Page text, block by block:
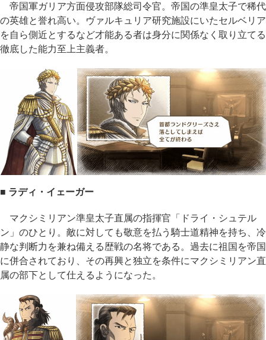
帝国軍ガリア方面侵攻部隊総司令官。帝国の準皇太子で稀代
の英雄と誉れ高い。ヴァルキュリア研究施設にいたセルベリア
を自ら側近とするなど才能ある者は身分に関係なく取り立てる
徹底した能力至上主義者。
■ ラディ・イェーガー
マクシミリアン準皇太子直属の指揮官「ドライ・シュテル
ン」のひとり。敵に対しても敬意を払う騎士道精神を持ち、冷
静な判断力を兼ね備える歴戦の名将である。過去に祖国を帝国
に併合されており、その再興と独立を条件にマクシミリアン直
属の部下として仕えるようになった。